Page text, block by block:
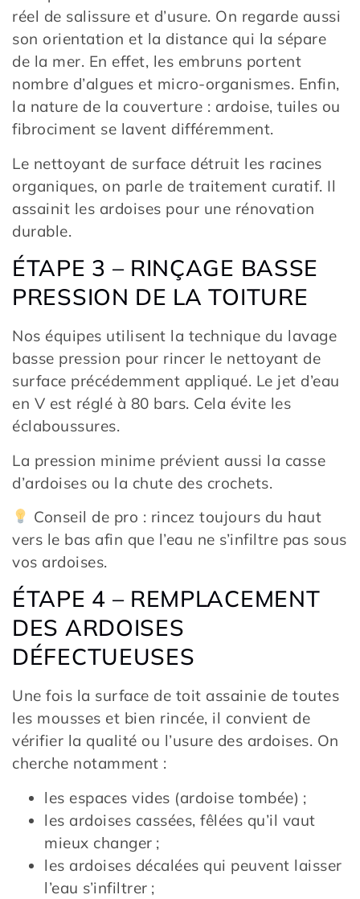
réel de salissure et d’usure. On regarde aussi
son orientation et la distance qui la sépare
de la mer. En effet, les embruns portent
nombre d’algues et micro-organismes. Enfin,
la nature de la couverture : ardoise, tuiles ou
fibrociment se lavent différemment.
Le nettoyant de surface détruit les racines
organiques, on parle de traitement curatif. Il
assainit les ardoises pour une rénovation
durable.
ÉTAPE 3 – RINÇAGE BASSE
PRESSION DE LA TOITURE
Nos équipes utilisent la technique du lavage
basse pression pour rincer le nettoyant de
surface précédemment appliqué. Le jet d’eau
en V est réglé à 80 bars. Cela évite les
éclaboussures.
La pression minime prévient aussi la casse
d’ardoises ou la chute des crochets.
Conseil de pro : rincez toujours du haut
vers le bas afin que l’eau ne s’infiltre pas sous
vos ardoises.
ÉTAPE 4 – REMPLACEMENT
DES ARDOISES
DÉFECTUEUSES
Une fois la surface de toit assainie de toutes
les mousses et bien rincée, il convient de
vérifier la qualité ou l’usure des ardoises. On
cherche notamment :
les espaces vides (ardoise tombée) ;
les ardoises cassées, fêlées qu’il vaut
mieux changer ;
les ardoises décalées qui peuvent laisser
l’eau s’infiltrer ;